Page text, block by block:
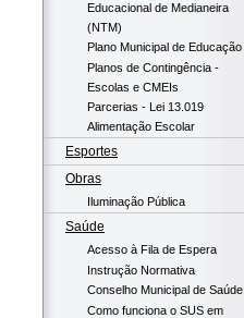
Educacional de Medianeira
(NTM)
Plano Municipal de Educação
Planos de Contingência -
Escolas e CMEIs
Parcerias - Lei 13.019
Alimentação Escolar
Esportes
Obras
Iluminação Pública
Saúde
Acesso à Fila de Espera
Instrução Normativa
Conselho Municipal de Saúde
Como funciona o SUS em